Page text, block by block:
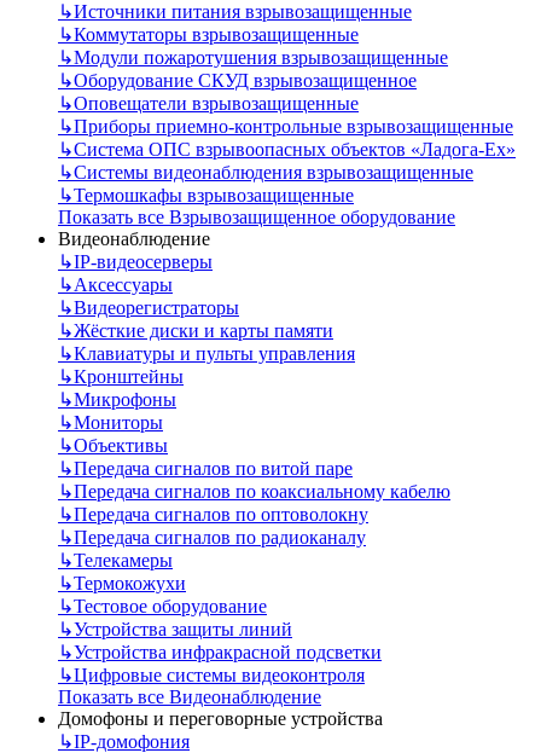
↳Источники питания взрывозащищенные
↳Коммутаторы взрывозащищенные
↳Модули пожаротушения взрывозащищенные
↳Оборудование СКУД взрывозащищенное
↳Оповещатели взрывозащищенные
↳Приборы приемно-контрольные взрывозащищенные
↳Система ОПС взрывоопасных объектов «Ладога-Ex»
↳Системы видеонаблюдения взрывозащищенные
↳Термошкафы взрывозащищенные
Показать все Взрывозащищенное оборудование
Видеонаблюдение
↳IP-видеосерверы
↳Аксессуары
↳Видеорегистраторы
↳Жёсткие диски и карты памяти
↳Клавиатуры и пульты управления
↳Кронштейны
↳Микрофоны
↳Мониторы
↳Объективы
↳Передача сигналов по витой паре
↳Передача сигналов по коаксиальному кабелю
↳Передача сигналов по оптоволокну
↳Передача сигналов по радиоканалу
↳Телекамеры
↳Термокожухи
↳Тестовое оборудование
↳Устройства защиты линий
↳Устройства инфракрасной подсветки
↳Цифровые системы видеоконтроля
Показать все Видеонаблюдение
Домофоны и переговорные устройства
↳IP-домофония